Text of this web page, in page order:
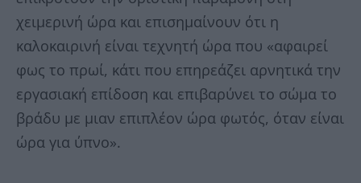
χειμερινή ώρα και επισημαίνουν ότι η
καλοκαιρινή είναι τεχνητή ώρα που «αφαιρεί
φως το πρωί, κάτι που επηρεάζει αρνητικά την
εργασιακή επίδοση και επιβαρύνει το σώμα το
βράδυ με μιαν επιπλέον ώρα φωτός, όταν είναι
ώρα για ύπνο».